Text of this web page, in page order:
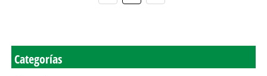
Categorías